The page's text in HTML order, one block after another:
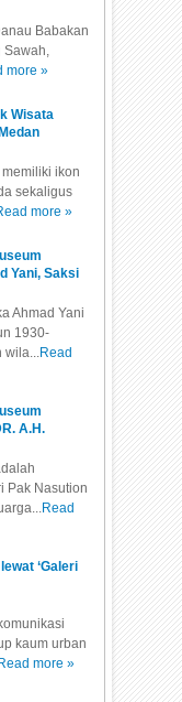
Babakan
more »
Wisata
ikon
sekaligus
more »
Yani, Saksi
PKI"
Ahmad Yani
1930-
Read
A.H.
G
Pak Nasution
Read
‘Galeri
kaum urban
more »